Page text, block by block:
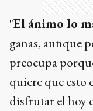
"El ánimo lo
ganas, aunque
preocupa
quiere que esto
disfrutar el hoy